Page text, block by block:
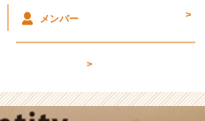
メンバー >
>